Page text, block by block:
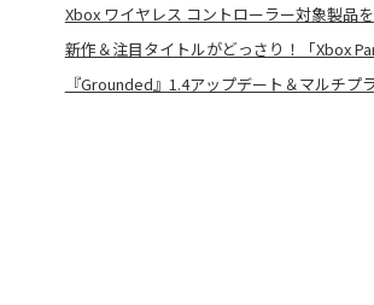
Xbox ワイヤレス コントローラー対象製品
新作＆注目タイトルがどっさり！「Xbox
『Grounded』1.4アップデート＆マルチ